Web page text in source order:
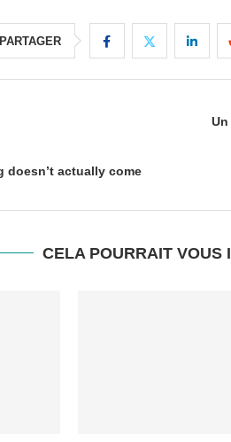
PARTAGER
doesn’t actually come
CELA POURRAIT VOUS